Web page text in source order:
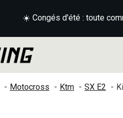
☀️ Congés d'été : toute
Motocross Ktm SX E2